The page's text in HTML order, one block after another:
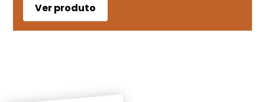
Ver produto